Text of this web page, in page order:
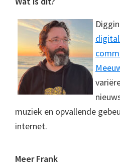
Footer
muziek en opvallende
internet.
Meer Frank